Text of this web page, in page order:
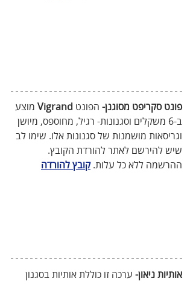
פונט סקריפט מסוגנן- הפונט Vigrand מוצע
ב-6 משקלים וסגנונות- רגיל, מחוספס, מיושן
וגריסאות מושמנות של סגנונות אלו. שימו לב
שיש להירשם לאתר להורדת הקובץ.
ההרשמה ללא כל עלות. קובץ להורדה
אותיות ניאון- ערכה זו כוללת אותיות בסגנון